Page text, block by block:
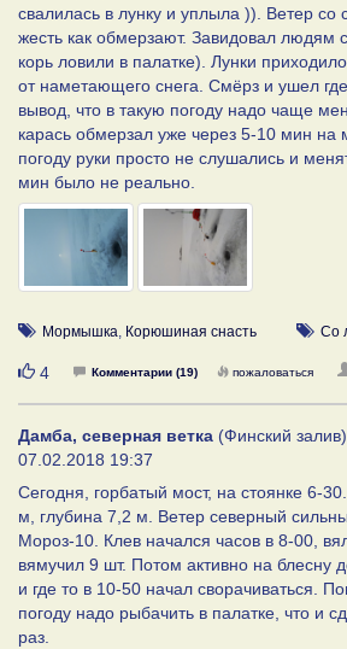
свалилась в лунку и уплыла )). Ветер со
жесть как обмерзают. Завидовал людям
корь ловили в палатке). Лунки
от наметающего снега. Смёрз и ушел
вывод, что в такую погоду надо чаще
карась обмерзал уже через 5-10 мин
погоду руки просто не слушались и
мин было не реально.
Мормышка, Корюшиная снасть Со
Нравится
4 Комментарии (19) пожаловаться
Дамба, северная ветка (Финский залив)
07.02.2018 19:37
Сегодня, горбатый мост, на стоянке 6-
м, глубина 7,2 м. Ветер северный
Мороз-10. Клев начался часов в 8-00,
вямучил 9 шт. Потом активно на блесну
и где то в 10-50 начал сворачиваться.
погоду надо рыбачить в палатке, что и
раз.